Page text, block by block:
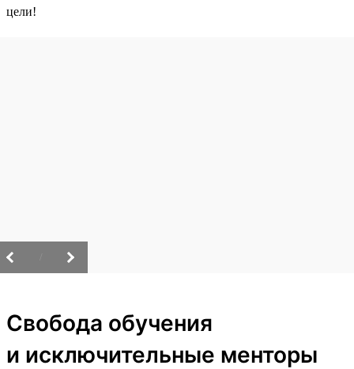
цели!
Свобода обучения
и исключительные менторы